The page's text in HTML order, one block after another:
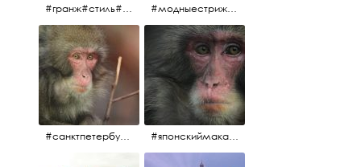
#гранж#стиль#тренд#тренд2017 #модныестрижки#санктпетербург #пеликан #птицы#причёски #модныестрижки#стильныестрижки#причёски#зоопарк #пеликан#санктпетербург #причёскиподуше
#санктпетербург #macacafuscata #macaca #ленинградскийзоопарк #снежнаяобезьяна #японскиймакак #макака #зоопарк #японскиймакак#снежнаяобезьяна#приматы#макака#зоопарк#животные#ленинградскийзоопарк#macaca#macacafuscata#санктпетербург